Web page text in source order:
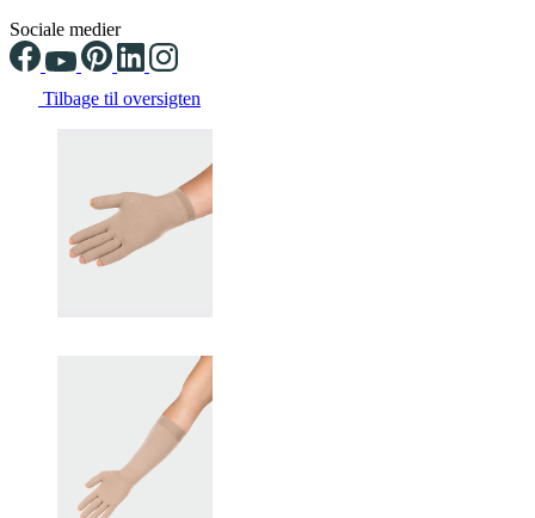
Sociale medier
Tilbage til oversigten